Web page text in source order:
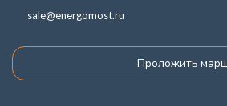
sale@energomost.ru
Проложить